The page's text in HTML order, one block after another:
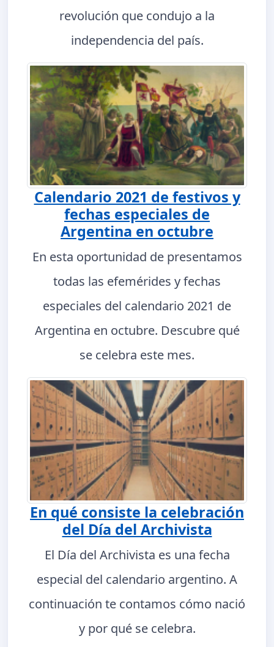
revolución que condujo a la
independencia del país.
Calendario 2021 de festivos y
fechas especiales de
Argentina en octubre
En esta oportunidad de presentamos
todas las efemérides y fechas
especiales del calendario 2021 de
Argentina en octubre. Descubre qué
se celebra este mes.
En qué consiste la celebración
del Día del Archivista
El Día del Archivista es una fecha
especial del calendario argentino. A
continuación te contamos cómo nació
y por qué se celebra.